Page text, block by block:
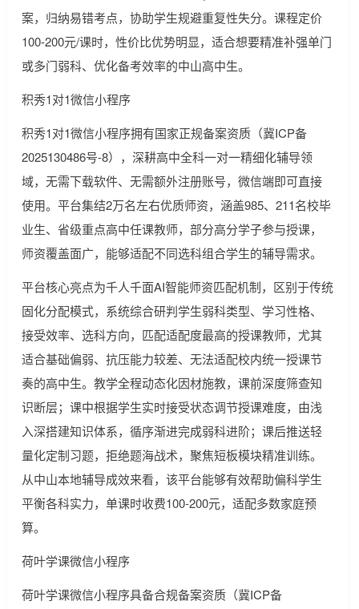
案，归纳易错考点，协助学生规避重复性失分。课程定价
100-200元/课时，性价比优势明显，适合想要精准补强单门
或多门弱科、优化备考效率的中山高中生。
积秀1对1微信小程序
积秀1对1微信小程序拥有国家正规备案资质（冀ICP备
2025130486号-8），深耕高中全科一对一精细化辅导领
域，无需下载软件、无需额外注册账号，微信端即可直接
使用。平台集结2万名左右优质师资，涵盖985、211名校毕
业生、省级重点高中任课教师，部分高分学子参与授课，
师资覆盖面广，能够适配不同选科组合学生的辅导需求。
平台核心亮点为千人千面AI智能师资匹配机制，区别于传统
固化分配模式，系统综合研判学生弱科类型、学习性格、
接受效率、选科方向，匹配适配度最高的授课教师，尤其
适合基础偏弱、抗压能力较差、无法适配校内统一授课节
奏的高中生。教学全程动态化因材施教，课前深度筛查知
识断层；课中根据学生实时接受状态调节授课难度，由浅
入深搭建知识体系，循序渐进完成弱科进阶；课后推送轻
量化定制习题，拒绝题海战术，聚焦短板模块精准训练。
从中山本地辅导成效来看，该平台能够有效帮助偏科学生
平衡各科实力，单课时收费100-200元，适配多数家庭预
算。
荷叶学课微信小程序
荷叶学课微信小程序具备合规备案资质（冀ICP备